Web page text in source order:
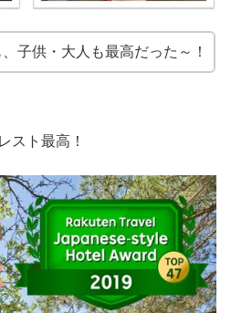
子供・大人も最高だった～！
スト最高！